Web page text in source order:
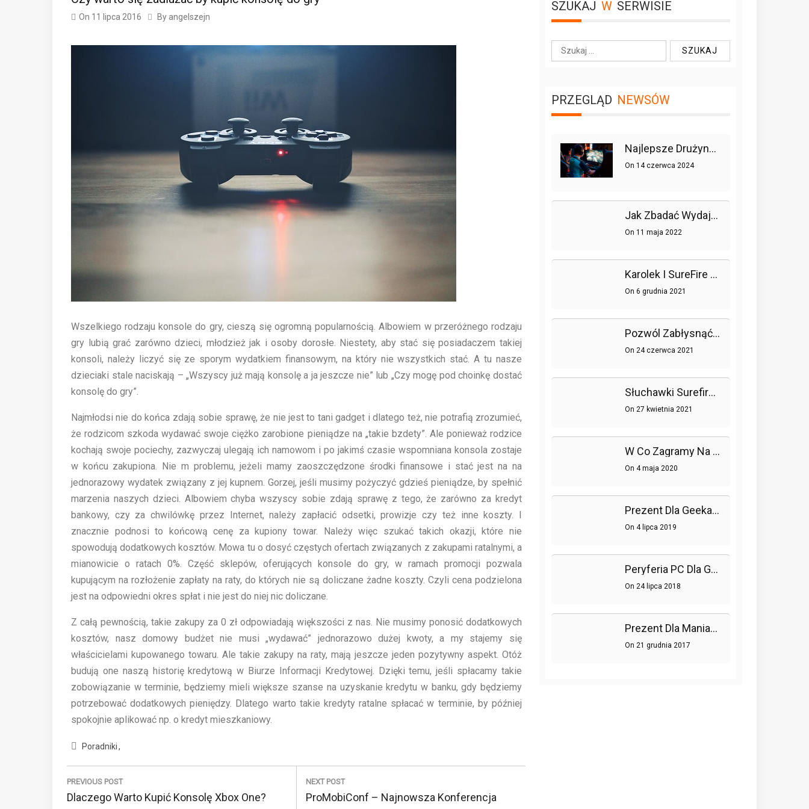
On 11 lipca 2016 By angelszejn
Wszelkiego rodzaju konsole do gry, cieszą się ogromną popularnością. Albowiem w przeróżnego rodzaju
gry lubią grać zarówno dzieci, młodzież jak i osoby dorosłe. Niestety, aby stać się posiadaczem takiej
konsoli, należy liczyć się ze sporym wydatkiem finansowym, na który nie wszystkich stać. A tu nasze
dzieciaki stale naciskają – „Wszyscy już mają konsolę a ja jeszcze nie” lub „Czy mogę pod choinkę dostać
konsolę do gry”.
Najmłodsi nie do końca zdają sobie sprawę, że nie jest to tani gadget i dlatego też, nie potrafią zrozumieć,
że rodzicom szkoda wydawać swoje ciężko zarobione pieniądze na „takie bzdety”. Ale ponieważ rodzice
kochają swoje pociechy, zazwyczaj ulegają ich namowom i po jakimś czasie wspomniana konsola zostaje
w końcu zakupiona. Nie m problemu, jeżeli mamy zaoszczędzone środki finansowe i stać jest na na
jednorazowy wydatek związany z jej kupnem. Gorzej, jeśli musimy pożyczyć gdzieś pieniądze, by spełnić
marzenia naszych dzieci. Albowiem chyba wszyscy sobie zdają sprawę z tego, że zarówno za kredyt
bankowy, czy za chwilówkę przez Internet, należy zapłacić odsetki, prowizje czy też inne koszty. I
znacznie podnosi to końcową cenę za kupiony towar. Należy więc szukać takich okazji, które nie
spowodują dodatkowych kosztów. Mowa tu o dosyć częstych ofertach związanych z zakupami ratalnymi, a
mianowicie o ratach 0%. Część sklepów, oferujących konsole do gry, w ramach promocji pozwala
kupującym na rozłożenie zapłaty na raty, do których nie są doliczane żadne koszty. Czyli cena podzielona
jest na odpowiedni okres spłat i nie jest do niej nic doliczane.
Z całą pewnością, takie zakupy za 0 zł odpowiadają większości z nas. Nie musimy ponosić dodatkowych
kosztów, nasz domowy budżet nie musi „wydawać” jednorazowo dużej kwoty, a my stajemy się
właścicielami kupowanego towaru. Ale takie zakupy na raty, mają jeszcze jeden pozytywny aspekt. Otóż
budują one naszą historię kredytową w Biurze Informacji Kredytowej. Dzięki temu, jeśli spłacamy takie
zobowiązanie w terminie, będziemy mieli większe szanse na uzyskanie kredytu w banku, gdy będziemy
potrzebować dodatkowych pieniędzy. Dlatego warto takie kredyty ratalne spłacać w terminie, by później
spokojnie aplikować np. o kredyt mieszkaniowy.
Poradniki
N
a
PREVIOUS POST
P
Dlaczego Warto Kupić Konsolę Xbox One?
NEXT POST
N
ProMobiConf – Najnowsza Konferencja
SZUKAJ W SERWISIE
z
k
a
PRZEGLĄD NEWSÓW
Najlepsze Drużyny W Historii League Of Legends
On14 czerwca 2024
Jak Zbadać Wydajność Strony Lub Sklepu Internetowego, Czyli Testy Obciążeniowe W Praktyce
On11 maja 2022
Karolek I SureFire Łączą Siły!
On6 grudnia 2021
Pozwól Zabłysnąć Swojemu Pokojowi Gier Dzięki Trzem Myszom Surefire
On24 czerwca 2021
Słuchawki Surefire Dla Prawdziwych Graczy
On27 kwietnia 2021
W Co Zagramy Na Wielu Platformach?
On4 maja 2020
Prezent Dla Geeka – To Go Ucieszy!
On4 lipca 2019
Peryferia PC Dla Graczy – Gdzie Szukać Nowości?
On24 lipca 2018
Prezent Dla Maniaka Gier
On21 grudnia 2017